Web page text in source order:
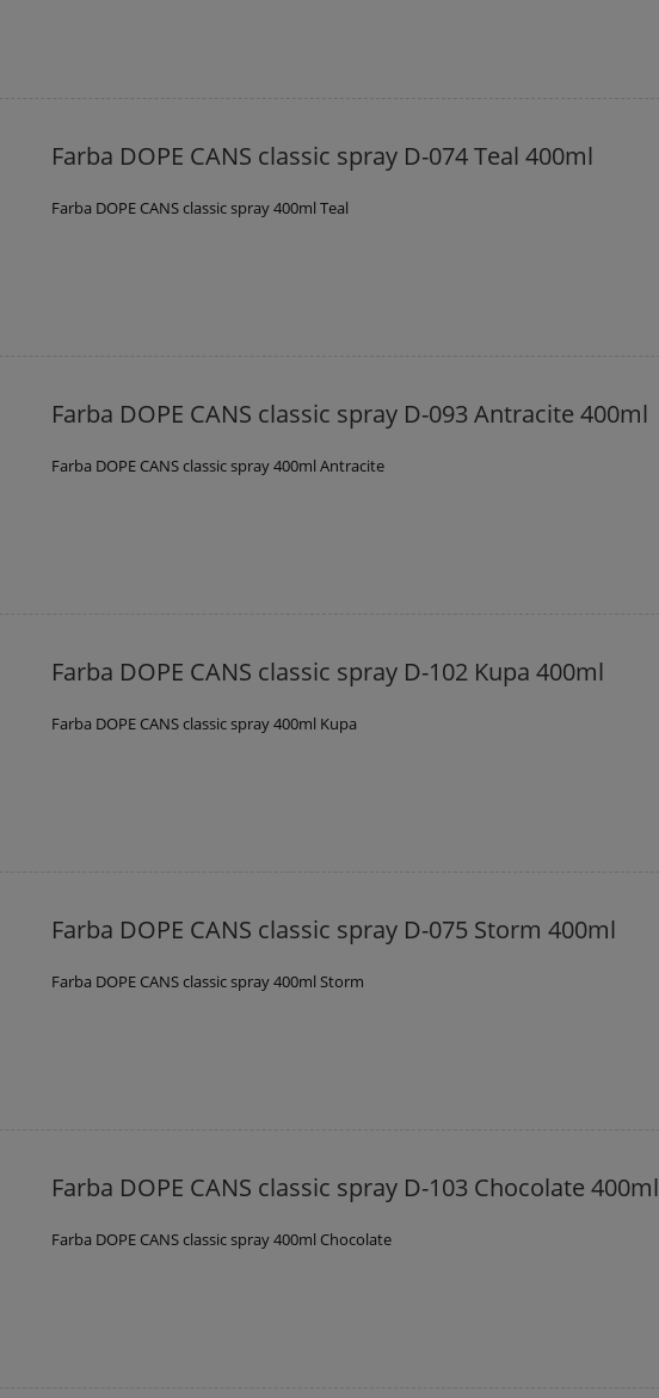
Farba DOPE CANS classic spray D-074 Teal 400ml
Farba DOPE CANS classic spray 400ml Teal
Farba DOPE CANS classic spray D-093 Antracite 400ml
Farba DOPE CANS classic spray 400ml Antracite
Farba DOPE CANS classic spray D-102 Kupa 400ml
Farba DOPE CANS classic spray 400ml Kupa
Farba DOPE CANS classic spray D-075 Storm 400ml
Farba DOPE CANS classic spray 400ml Storm
Farba DOPE CANS classic spray D-103 Chocolate 400ml
Farba DOPE CANS classic spray 400ml Chocolate